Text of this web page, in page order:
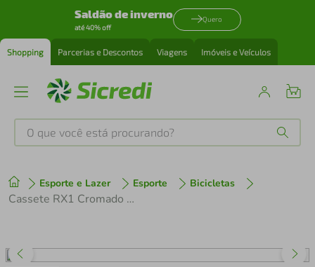
Saldão de inverno
até 40% off
Quero
Shopping Parcerias e Descontos Viagens Imóveis e Veículos
O que você está procurando?
Esporte e Lazer Esporte Bicicletas
Cassete RX1 Cromado 11/28 dentes 11v Speed
1º tenis